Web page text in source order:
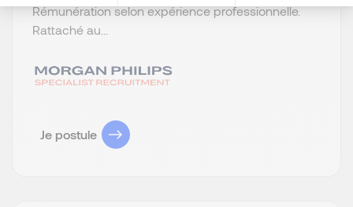
Rémunération selon expérience professionnelle.
Rattaché au...
Je postule